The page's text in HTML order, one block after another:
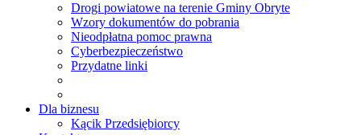
Drogi powiatowe na terenie Gminy Obryte
Wzory dokumentów do pobrania
Nieodpłatna pomoc prawna
Cyberbezpieczeństwo
Przydatne linki
Dla biznesu
Kącik Przedsiębiorcy